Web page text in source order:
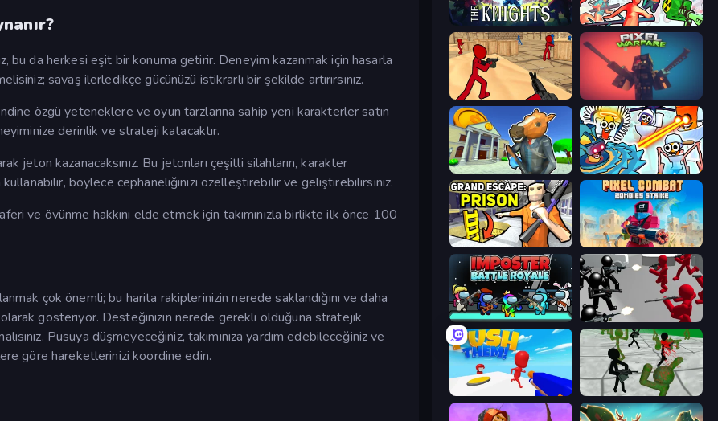
bu da herkesi eşit bir konuma getirir. Deneyim kazanmak için hasarla
savaş ilerledikçe gücünüzü istikrarlı bir şekilde artırırsınız.
özgü yeteneklere ve oyun tarzlarına sahip yeni karakterler satın
derinlik ve strateji katacaktır.
jeton kazanacaksınız. Bu jetonları çeşitli silahların, karakter
böylece cephaneliğinizi özelleştirebilir ve geliştirebilirsiniz.
ve övünme hakkını elde etmek için takımınızla birlikte ilk önce 100
çok önemli; bu harita rakiplerinizin nerede saklandığını ve daha
gösteriyor. Desteğinizin nerede gerekli olduğuna stratejik
Pusuya düşmeyeceğiniz, takımınıza yardım edebileceğiniz ve
göre hareketlerinizi koordine edin.
War the Knights Funny Shooter 2
Stickman Counter Terror Strike Pixel Warfare
Bank Robbery 3 Toilets Worms Shooter
Grand Escape: Prison Pixel Combat: Zombies Strike
Imposter Battle Royale Battle Simulator: Counter Stickman
Stickman Zombie 3D